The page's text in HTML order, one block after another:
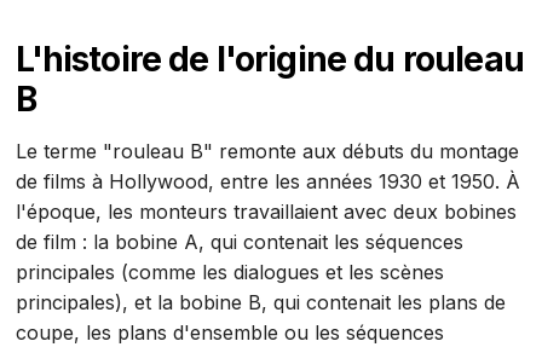
L'histoire de l'origine du rouleau
B
Le terme "rouleau B" remonte aux débuts du montage
de films à Hollywood, entre les années 1930 et 1950. À
l'époque, les monteurs travaillaient avec deux bobines
de film : la bobine A, qui contenait les séquences
principales (comme les dialogues et les scènes
principales), et la bobine B, qui contenait les plans de
coupe, les plans d'ensemble ou les séquences